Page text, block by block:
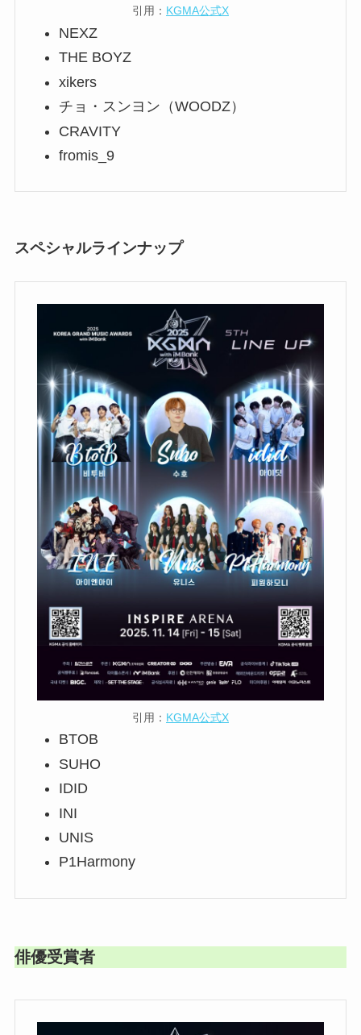
引用： KGMA公式X
NEXZ
THE BOYZ
xikers
チョ・スンヨン（WOODZ）
CRAVITY
fromis_9
スペシャルラインナップ
引用： KGMA公式X
BTOB
SUHO
IDID
INI
UNIS
P1Harmony
俳優受賞者